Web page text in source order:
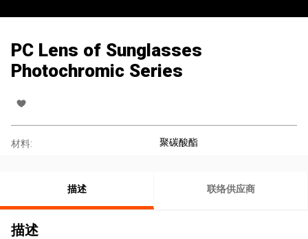
PC Lens of Sunglasses
Photochromic Series
材料: 聚碳酸酯
描述 联络供应商
描述